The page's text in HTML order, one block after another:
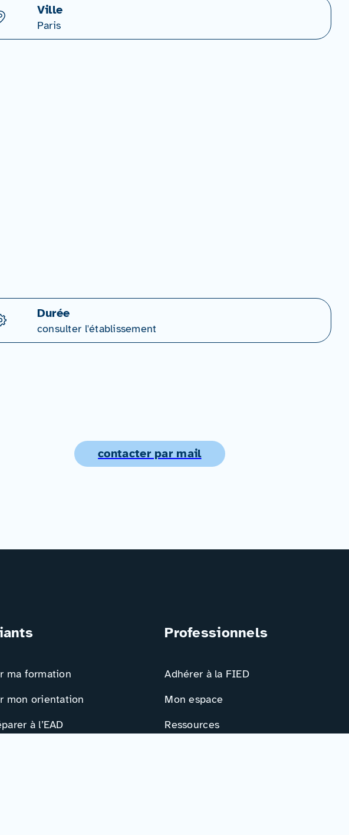
Ville
Paris
Durée
consulter l'établissement
contacter par mail
ma formation
mon orientation
à l’EAD
Professionnels
Adhérer à la FIED
Mon espace
Ressources